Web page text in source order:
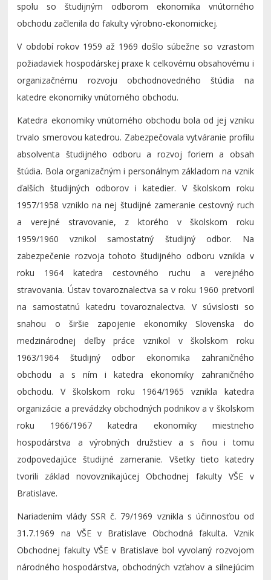
spolu so študijným odborom ekonomika vnútorného
obchodu začlenila do fakulty výrobno-ekonomickej.
V období rokov 1959 až 1969 došlo súbežne so vzrastom
požiadaviek hospodárskej praxe k celkovému obsahovému i
organizačnému rozvoju obchodnovedného štúdia na
katedre ekonomiky vnútorného obchodu.
Katedra ekonomiky vnútorného obchodu bola od jej vzniku
trvalo smerovou katedrou. Zabezpečovala vytváranie profilu
absolventa študijného odboru a rozvoj foriem a obsah
štúdia. Bola organizačným i personálnym základom na vznik
ďalších študijných odborov i katedier. V školskom roku
1957/1958 vzniklo na nej študijné zameranie cestovný ruch
a verejné stravovanie, z ktorého v školskom roku
1959/1960 vznikol samostatný študijný odbor. Na
zabezpečenie rozvoja tohoto študijného odboru vznikla v
roku 1964 katedra cestovného ruchu a verejného
stravovania. Ústav tovaroznalectva sa v roku 1960 pretvoril
na samostatnú katedru tovaroznalectva. V súvislosti so
snahou o širšie zapojenie ekonomiky Slovenska do
medzinárodnej deľby práce vznikol v školskom roku
1963/1964 študijný odbor ekonomika zahraničného
obchodu a s ním i katedra ekonomiky zahraničného
obchodu. V školskom roku 1964/1965 vznikla katedra
organizácie a prevádzky obchodných podnikov a v školskom
roku 1966/1967 katedra ekonomiky miestneho
hospodárstva a výrobných družstiev a s ňou i tomu
zodpovedajúce študijné zameranie. Všetky tieto katedry
tvorili základ novovznikajúcej Obchodnej fakulty VŠE v
Bratislave.
Nariadením vlády SSR č. 79/1969 vznikla s účinnosťou od
31.7.1969 na VŠE v Bratislave Obchodná fakulta. Vznik
Obchodnej fakulty VŠE v Bratislave bol vyvolaný rozvojom
národného hospodárstva, obchodných vzťahov a silnejúcim